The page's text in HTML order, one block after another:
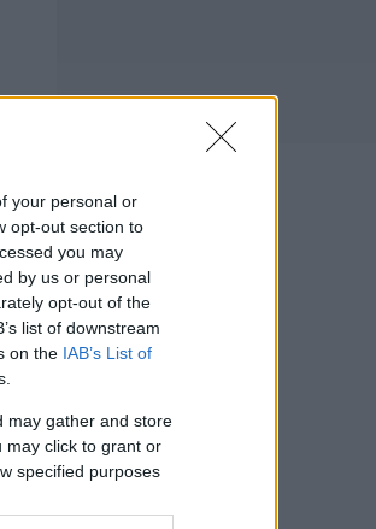
your personal or
opt-out section to
you may
by us or personal
opt-out of the
list of downstream
on the IAB’s List of
may gather and store
may click to grant or
specified purposes